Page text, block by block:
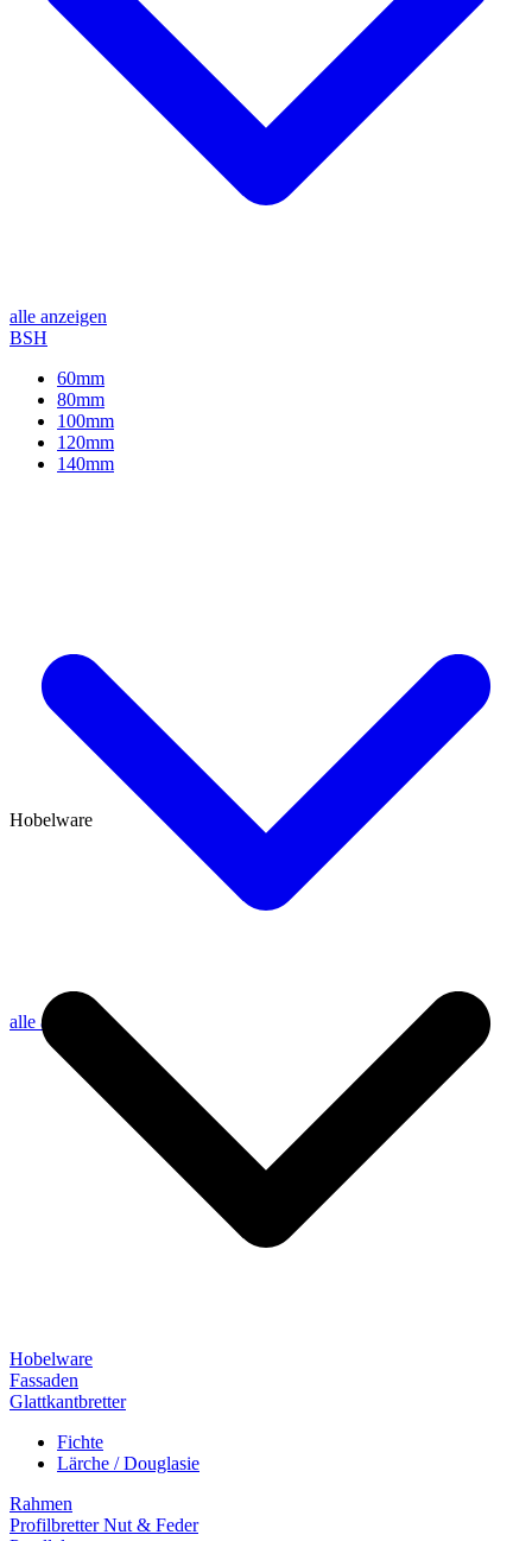
alle anzeigen
BSH
60mm
80mm
100mm
120mm
140mm
alle anzeigen
Hobelware
Hobelware
Fassaden
Glattkantbretter
Fichte
Lärche / Douglasie
Rahmen
Profilbretter Nut & Feder